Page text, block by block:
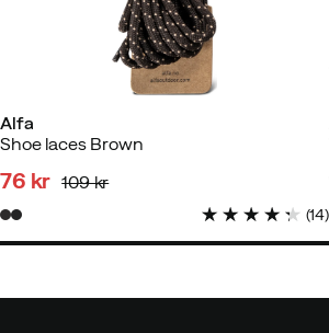
Alfa
Shoe laces Brown
discounted
price
76 kr
original
price
109 kr
(14)